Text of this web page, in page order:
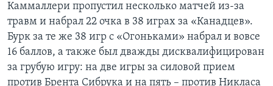
Каммаллери пропустил несколько матчей из-за
травм и набрал 22 очка в 38 играх за «Канадцев».
Бурк за те же 38 игр с «Огоньками» набрал и вовсе
16 баллов, а также был дважды дисквалифицирован
за грубую игру: на две игры за силовой прием
против Брента Сибрука и на пять – против Никласа